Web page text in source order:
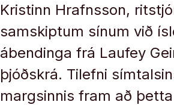
Kristinn Hrafnsson,
samskiptum sínum við
ábendinga frá Laufey
þjóðskrá. Tilefni
margsinnis fram að